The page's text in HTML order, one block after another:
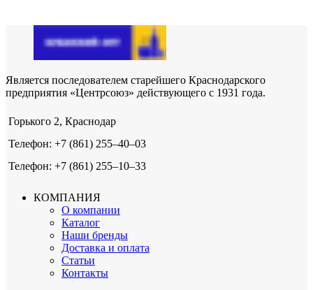
Является последователем старейшего Краснодарского
предприятия «Центрсоюз» действующего с 1931 года.
Горького 2, Краснодар
Телефон: +7 (861) 255‒40‒03
Телефон: +7 (861) 255‒10‒33
КОМПАНИЯ
О компании
Каталог
Наши бренды
Доставка и оплата
Статьи
Контакты